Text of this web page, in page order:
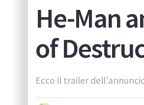
He-Man
of
Ecco il trailer